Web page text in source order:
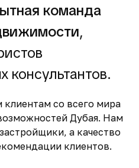
на эскроу-счёт.
с него деньги
в
команда
,
консультантов.
клиентам со всего мира
Дубая. Нам
а качество
клиентов.